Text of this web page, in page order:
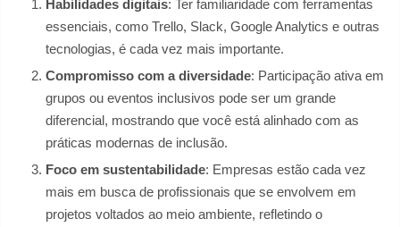
Habilidades digitais: Ter familiaridade com ferramentas
essenciais, como Trello, Slack, Google Analytics e outras
tecnologias, é cada vez mais importante.
Compromisso com a diversidade: Participação ativa em
grupos ou eventos inclusivos pode ser um grande
diferencial, mostrando que você está alinhado com as
práticas modernas de inclusão.
Foco em sustentabilidade: Empresas estão cada vez
mais em busca de profissionais que se envolvem em
projetos voltados ao meio ambiente, refletindo o